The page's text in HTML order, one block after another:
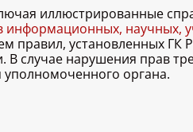
иллюстрированные
информационных, научных,
правил, установленных ГК
случае нарушения прав
уполномоченного органа.